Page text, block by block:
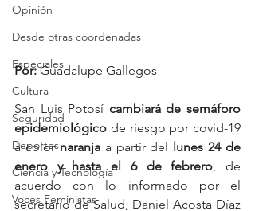
Opinión
Desde otras coordenadas
Especiales
Cultura
Seguridad
Deportes
Ciencia y Tecnología
Voces Feministas
Por: Guadalupe Gallegos
San Luis Potosí cambiará de semáforo
epidemiológico de riesgo por covid-19
a color naranja a partir del lunes 24 de
enero y hasta el 6 de febrero , de
acuerdo con lo informado por el
secretario de Salud, Daniel Acosta Díaz